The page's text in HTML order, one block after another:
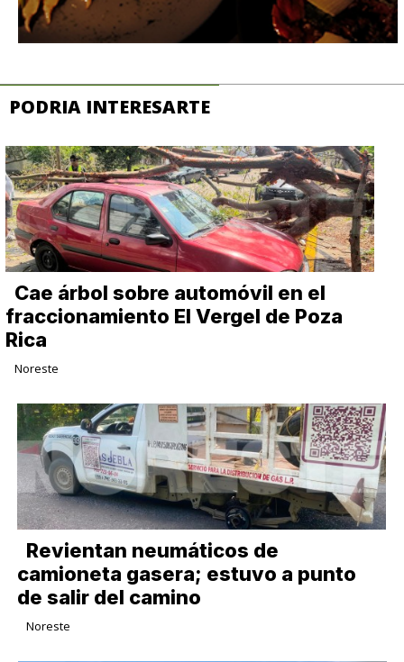
PODRIA INTERESARTE
Cae árbol sobre automóvil en el
fraccionamiento El Vergel de Poza
Rica
Noreste
Revientan neumáticos de
camioneta gasera; estuvo a punto
de salir del camino
Noreste